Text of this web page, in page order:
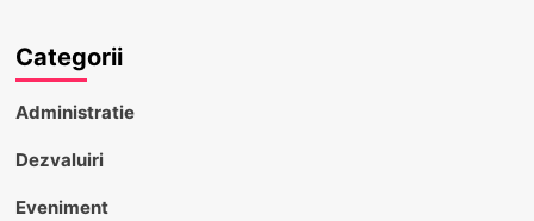
Categorii
Administratie
Dezvaluiri
Eveniment